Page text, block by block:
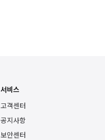
서비스
고객센터
공지사항
보안센터